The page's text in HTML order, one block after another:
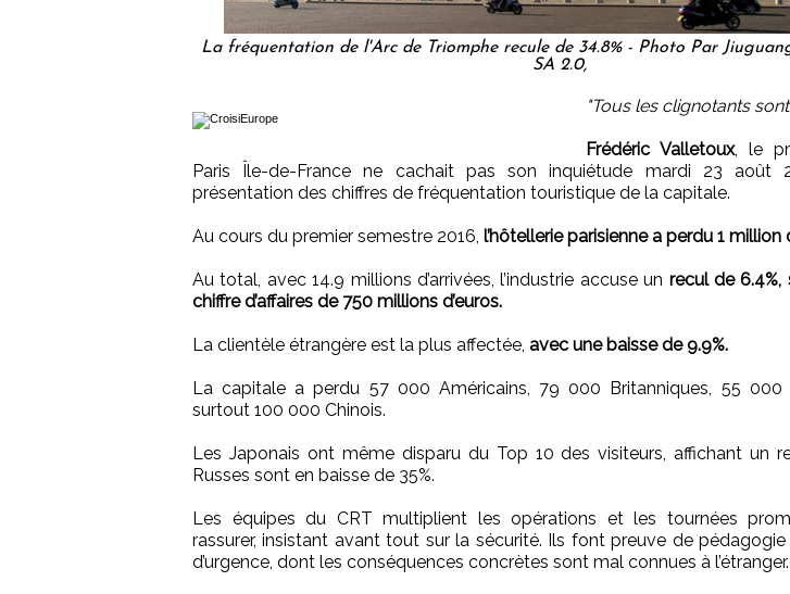
La fréquentation de l'Arc de Triomphe recule de 34.8% - Photo Par
SA 2.0,
"Tous les clignotants
Frédéric Valletoux, le
Paris Île-de-France ne cachait pas son inquiétude mardi 23 août
présentation des chiffres de fréquentation touristique de la capitale.
Au cours du premier semestre 2016, l’hôtellerie parisienne a perdu 1 million
Au total, avec 14.9 millions d’arrivées, l’industrie accuse un recul de
chiffre d’affaires de 750 millions d’euros.
La clientèle étrangère est la plus affectée, avec une baisse de 9.9%.
La capitale a perdu 57 000 Américains, 79 000 Britanniques, 55 000
surtout 100 000 Chinois.
Les Japonais ont même disparu du Top 10 des visiteurs, affichant un
Russes sont en baisse de 35%.
Les équipes du CRT multiplient les opérations et les tournées
rassurer, insistant avant tout sur la sécurité. Ils font preuve de pédagogie
d’urgence, dont les conséquences concrètes sont mal connues à l’étranger.